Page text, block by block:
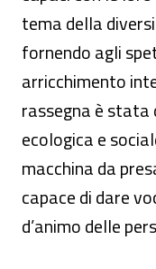
tema della
fornendo agli
arricchimento
rassegna è
ecologica e
macchina da
capace di dare
d’animo delle